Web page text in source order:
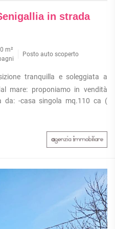
in strada
m²
Posto auto scoperto
tranquilla e soleggiata a
mare: proponiamo in vendità
da: -casa singola mq.110 ca (